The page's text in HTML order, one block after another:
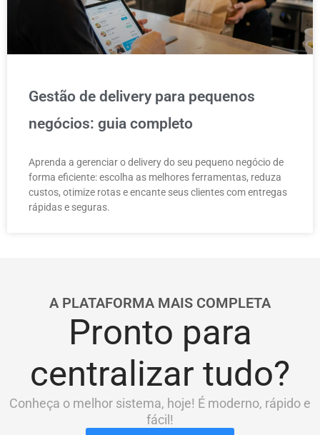
Gestão de delivery para pequenos
negócios: guia completo
Aprenda a gerenciar o delivery do seu pequeno negócio de
forma eficiente: escolha as melhores ferramentas, reduza
custos, otimize rotas e encante seus clientes com entregas
rápidas e seguras.
A PLATAFORMA MAIS COMPLETA
Pronto para
centralizar tudo?
Conheça o melhor sistema, hoje! É moderno, rápido e
fácil!